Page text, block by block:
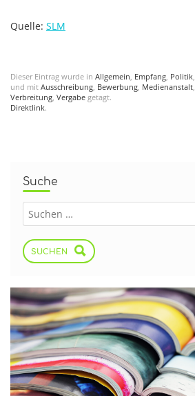
Quelle: SLM
Dieser Eintrag wurde in Allgemein, Empfang, Politik,
und mit Ausschreibung, Bewerbung, Medienanstalt,
Verbreitung, Vergabe getagt.
Direktlink.
Suche
SUCHEN